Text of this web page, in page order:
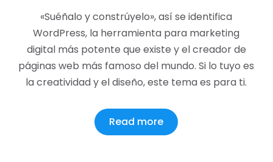
«Suéñalo y constrúyelo», así se identifica
WordPress, la herramienta para marketing
digital más potente que existe y el creador de
páginas web más famoso del mundo. Si lo tuyo es
la creatividad y el diseño, este tema es para ti.
Read more